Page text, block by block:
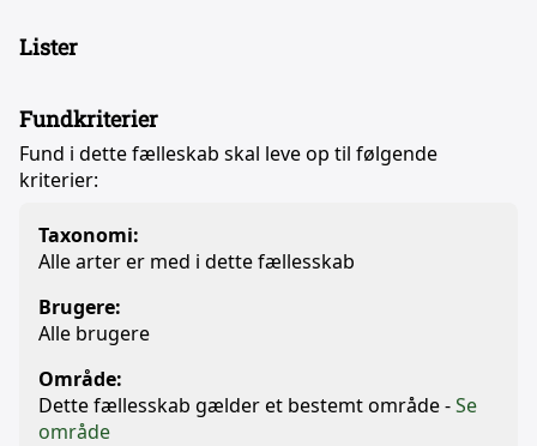
Lister
Fundkriterier
Fund i dette fælleskab skal leve op til følgende
kriterier:
Taxonomi:
Alle arter er med i dette fællesskab
Brugere:
Alle brugere
Område:
Dette fællesskab gælder et bestemt område -Se
område